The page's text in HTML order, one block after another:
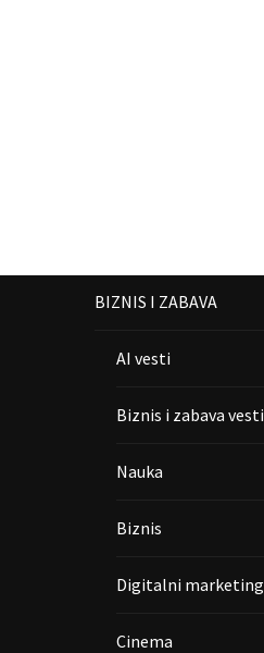
BIZNIS I ZABAVA
AI vesti
Biznis i zabava vesti
Nauka
Biznis
Digitalni marketing
Cinema